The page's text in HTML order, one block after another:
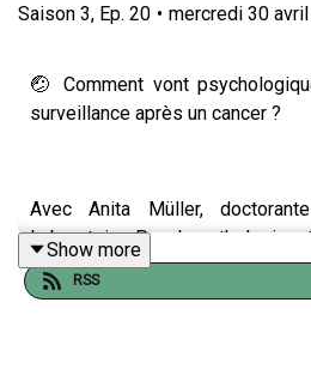
Saison 3, Ep. 20 • mercredi 30
🤕 Comment vont
surveillance après un cancer ?
Avec Anita Müller,
Laboratoire Psychopathologie
Université Paris Cité.
Show more
RSS